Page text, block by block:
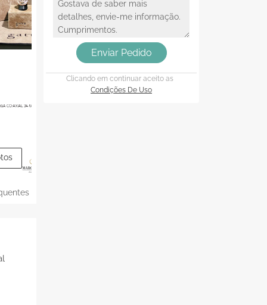
Enviar Pedido
Clicando em continuar aceito as
Condições De Uso